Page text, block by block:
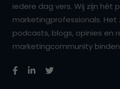
iedere dag vers. Wij zijn hét
marketingprofessionals. Het
podcasts, blogs, opinies en
marketingcommunity